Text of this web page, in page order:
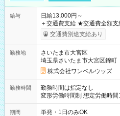
給与
日給13,000円～
＋交通費支給 ★交通費全額支給！ ┗案件により規定あり ★日払
いOK！（規定あり） ┗働い
ンビニATMから 日払い分を引き落とせ
交通費別途支給あり
勤務地
さいたま市大宮区
埼玉県さいたま市大宮区錦町
株式会社ワンベルウッズ
勤務時間
勤務時間は指定なし
変形労働時間制 想定労働時間160時間/月 【シ
～21：00
期間 単発・1日のみOK